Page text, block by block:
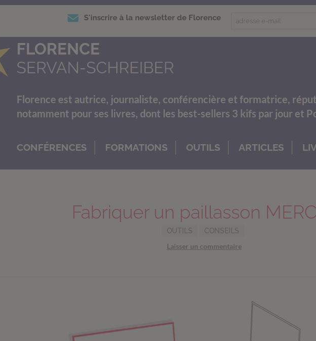
S'inscrire à la newsletter de Florence
Florence est autrice, journaliste, conférencière et formatrice,
notamment pour ses livres, dont les best-sellers 3 kifs par jour et
CONFÉRENCES FORMATIONS OUTILS ARTICLES
Fabriquer un paillasson
OUTILS CONSEILS
Laisser un commentaire